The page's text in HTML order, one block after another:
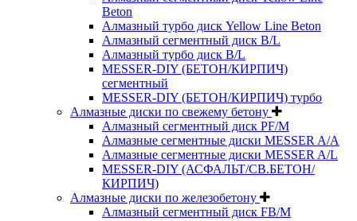
Beton
Алмазный турбо диск Yellow Line Beton
Алмазный сегментный диск B/L
Алмазный турбо диск B/L
MESSER-DIY (БЕТОН/КИРПИЧ)
сегментный
MESSER-DIY (БЕТОН/КИРПИЧ) турбо
Алмазные диски по свежему бетону
Алмазный сегментный диск PF/M
Алмазные сегментные диски MESSER A/A
Алмазные сегментные диски MESSER A/L
MESSER-DIY (АСФАЛЬТ/СВ.БЕТОН/
КИРПИЧ)
Алмазные диски по железобетону
Алмазный сегментный диск FB/M